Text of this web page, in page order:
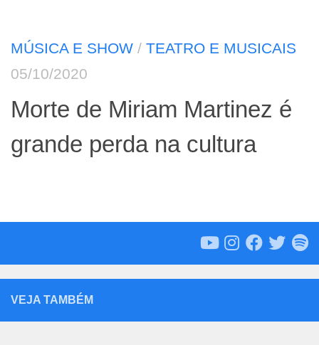
MÚSICA E SHOW / TEATRO E MUSICAIS
05/10/2020
Morte de Miriam Martinez é
grande perda na cultura
VEJA TAMBÉM